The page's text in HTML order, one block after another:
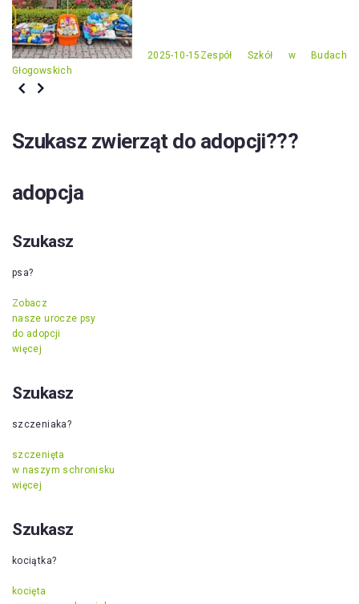
2025-10-15 Zespół Szkół w Budach
Głogowskich
Szukasz zwierząt do adopcji???
adopcja
Szukasz
psa?
Zobacz
nasze urocze psy
do adopcji
więcej
Szukasz
szczeniaka?
szczenięta
w naszym schronisku
więcej
Szukasz
kociątka?
kocięta